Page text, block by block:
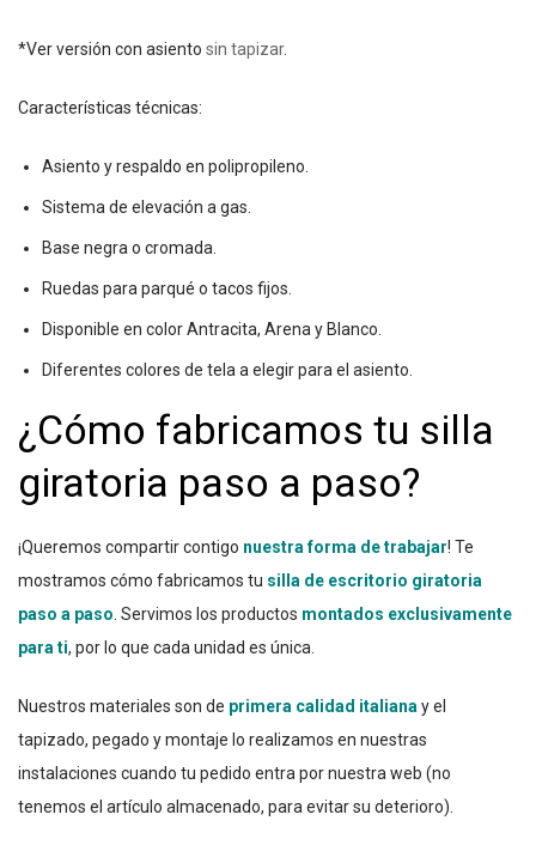
*Ver versión con asiento sin tapizar.
Características técnicas:
Asiento y respaldo en polipropileno.
Sistema de elevación a gas.
Base negra o cromada.
Ruedas para parqué o tacos fijos.
Disponible en color Antracita, Arena y Blanco.
Diferentes colores de tela a elegir para el asiento.
¿Cómo fabricamos tu silla
giratoria paso a paso?
¡Queremos compartir contigo nuestra forma de trabajar! Te
mostramos cómo fabricamos tu silla de escritorio giratoria
paso a paso . Servimos los productos montados exclusivamente
para ti, por lo que cada unidad es única.
Nuestros materiales son de primera calidad italiana y el
tapizado, pegado y montaje lo realizamos en nuestras
instalaciones cuando tu pedido entra por nuestra web (no
tenemos el artículo almacenado, para evitar su deterioro).